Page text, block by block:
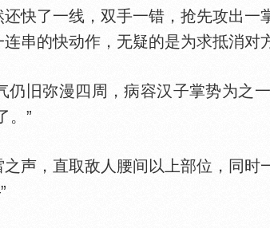
了一线，双手一错，抢先攻出一
串的快动作，无疑的是为求抵消对
仍旧弥漫四周，病容汉子掌势为之
。”
，直取敌人腰间以上部位，同时